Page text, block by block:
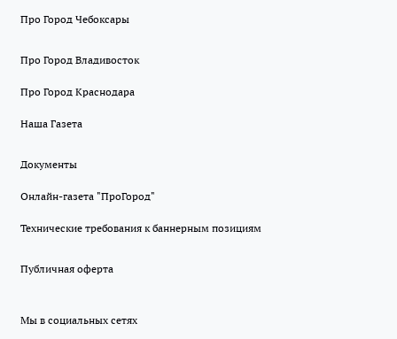
Про Город Чебоксары
Про Город Владивосток
Про Город Краснодара
Наша Газета
Документы
Онлайн-газета "ПроГород"
Технические требования к баннерным позициям
Публичная оферта
Мы в социальных сетях